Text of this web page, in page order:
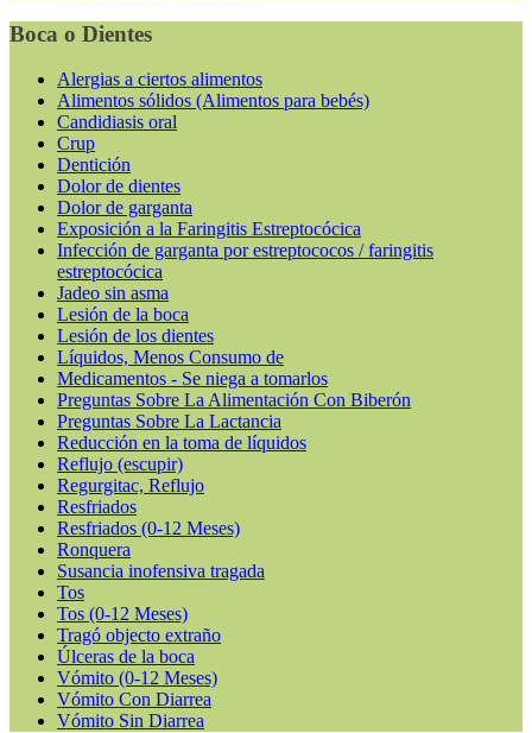
Boca o Dientes
Alergias a ciertos alimentos
Alimentos sólidos (Alimentos para bebés)
Candidiasis oral
Crup
Dentición
Dolor de dientes
Dolor de garganta
Exposición a la Faringitis Estreptocócica
Infección de garganta por estreptococos / faringitis
estreptocócica
Jadeo sin asma
Lesión de la boca
Lesión de los dientes
Líquidos, Menos Consumo de
Medicamentos - Se niega a tomarlos
Preguntas Sobre La Alimentación Con Biberón
Preguntas Sobre La Lactancia
Reducción en la toma de líquidos
Reflujo (escupir)
Regurgitac, Reflujo
Resfriados
Resfriados (0-12 Meses)
Ronquera
Susancia inofensiva tragada
Tos
Tos (0-12 Meses)
Tragó objecto extraño
Úlceras de la boca
Vómito (0-12 Meses)
Vómito Con Diarrea
Vómito Sin Diarrea